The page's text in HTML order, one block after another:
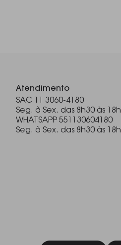
Atendimento
SAC 11 3060-4180
Seg. à Sex. das 8h30 às 18h
WHATSAPP 551130604180
Seg. à Sex. das 8h30 às 18h